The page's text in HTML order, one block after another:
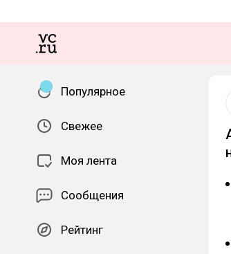
Популярное
Свежее
Моя лента
Сообщения
Рейтинг